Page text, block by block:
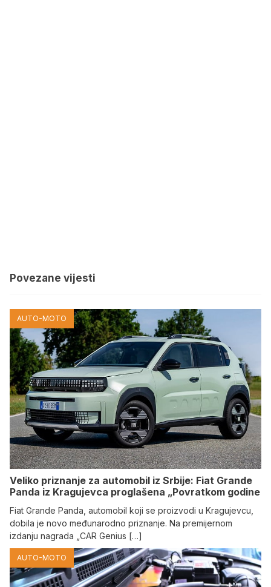
Povezane vijesti
AUTO-MOTO
Veliko priznanje za automobil iz Srbije: Fiat Grande
Panda iz Kragujevca proglašena „Povratkom godine
Fiat Grande Panda, automobil koji se proizvodi u Kragujevcu,
dobila je novo međunarodno priznanje. Na premijernom
izdanju nagrada „CAR Genius […]
AUTO-MOTO